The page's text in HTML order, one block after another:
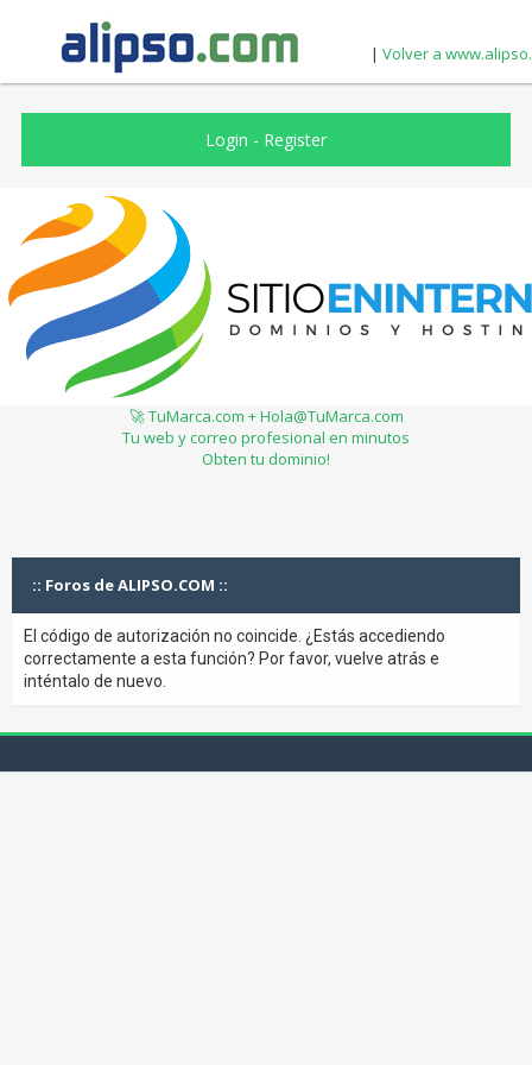
| Volver a
Login - Register
🚀 TuMarca.com + Hola@TuMarca.com
Tu web y correo profesional en minutos
Obten tu dominio!
:: Foros de ALIPSO.COM ::
El código de autorización no coincide. ¿Estás accediendo
correctamente a esta función? Por favor, vuelve atrás e
inténtalo de nuevo.